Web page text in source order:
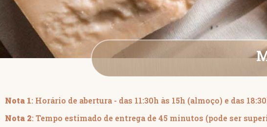
Nota 1: Horário de abertura - das 11:30h às 15h (almoço) e das
Nota 2: Tempo estimado de entrega de 45 minutos (pode ser